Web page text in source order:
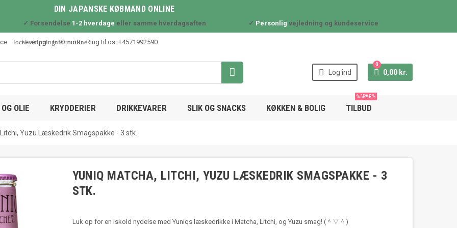
DIN JAPANSKE KØBMAND ONLINE
✓ Forsendelse 1-2 hverdage eller samme hverdagsaften ✓ Personlig vejledning og kundeservice
local_shipping
Levering info_outline
Om os Ring til os: +4571992590
  Log ind  0,00 kr.
0
OLIE KRYDDERIER DRIKKEVARER SLIK OG SNACKS KØKKEN & BOLIG TILBUD
% SPAR %
Yuzu Læskedrik Smagspakke - 3 stk.
YUNIQ MATCHA, LITCHI, YUZU LÆSKEDRIK SMAGSPAKKE - 3
STK.
Luk op for en iskold nydelse med Yuniqs læskedrikke i Matcha, Litchi, og Yuzu smag! (＾▽＾)